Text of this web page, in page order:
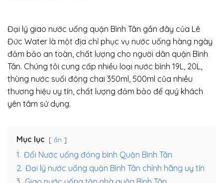
Đại lý giao nước uống quận Bình Tân gần đây của Lê
Đức Water là một địa chỉ phục vụ nước uống hàng ngày
đảm bảo an toàn, chất lượng cho người dân quận Bình
Tân. Chúng tôi cung cấp nhiều loại nước bình 19L, 20L,
thùng nước suối đóng chai 350ml, 500ml của nhiều
thương hiệu uy tín, chất lượng đảm bảo để quý khách
yên tâm sử dụng.
Mục lục ẩn
1. Đổi Nước uống đóng bình Quận Bình Tân
2. Đại lý nước uống quận Bình Tân chính hãng uy tín